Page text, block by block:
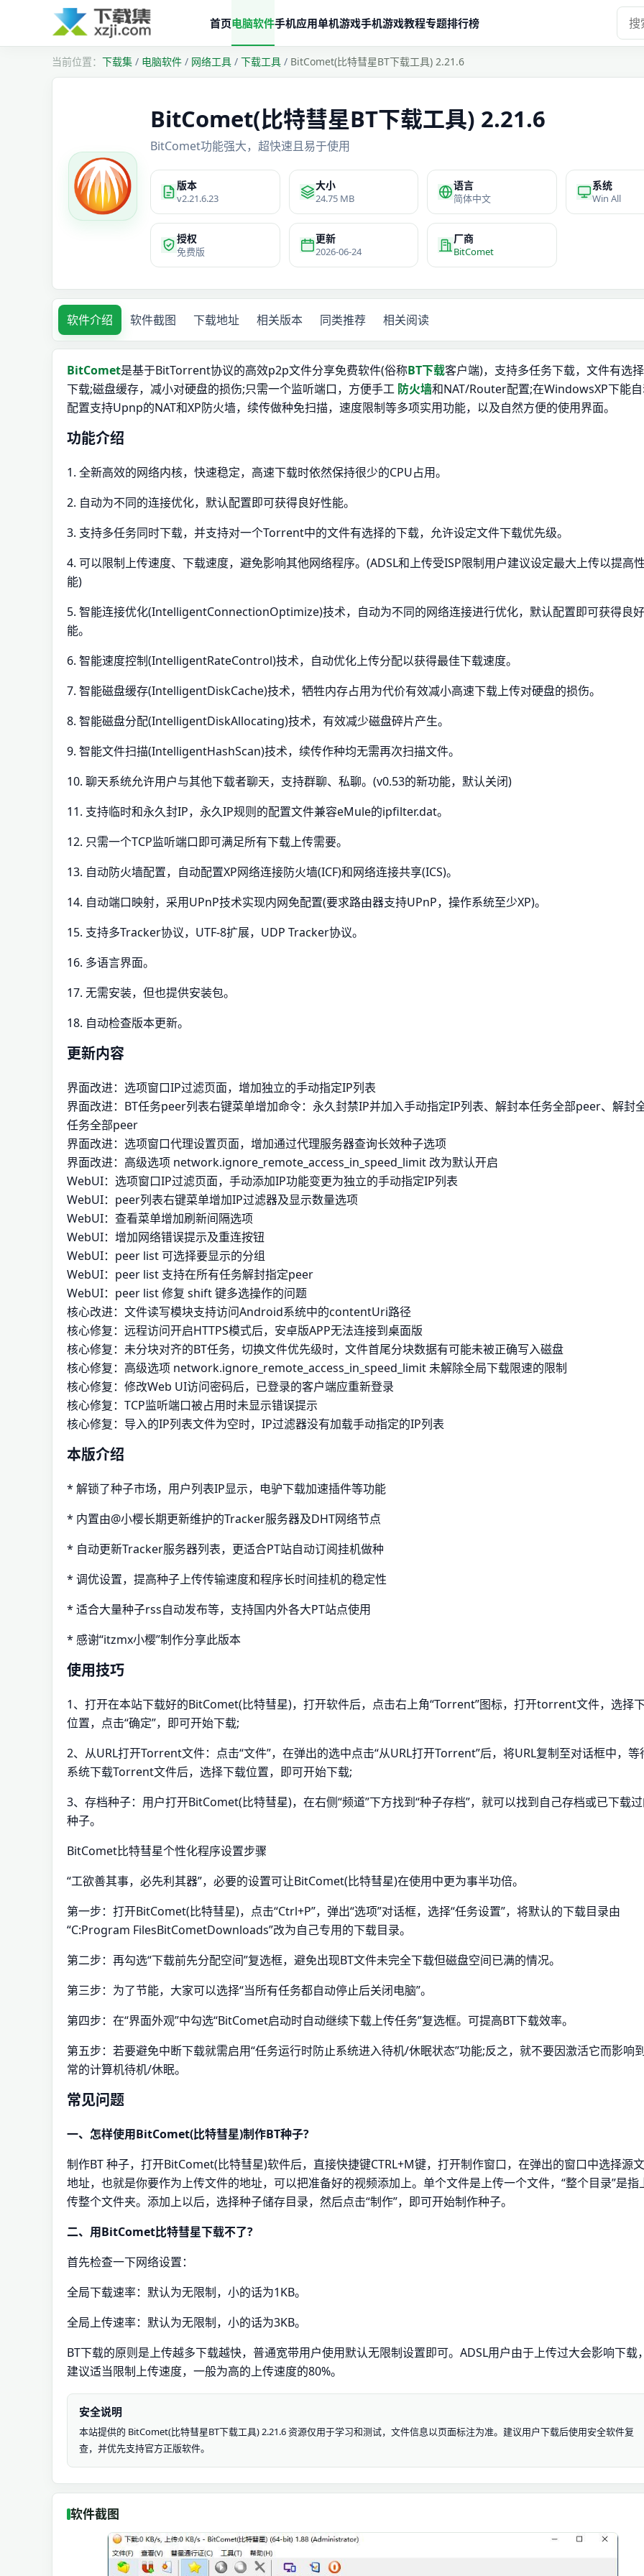
首页电脑软件手机应用单机游戏手机游戏教程专题排行榜
下载集 / 电脑软件 / 网络工具 / 下载工具 / BitComet(比特彗星BT下载工具) 2.21.6
BitComet(比特彗星BT下载工具) 2.21.6
BitComet功能强大，超快速且易于使用
版本
v2.21.6.23
大小
24.75 MB
语言
简体中文
系统
Win All
授权
免费版
更新
2026-06-24
厂商
BitComet
软件介绍 软件截图 下载地址 相关版本 同类推荐 相关阅读
BitComet是基于BitTorrent协议的高效p2p文件分享免费软件(俗称BT下载客户端)，支持多任务下载，文件有选
下载;磁盘缓存，减小对硬盘的损伤;只需一个监听端口，方便手工 防火墙和NAT/Router配置;在WindowsXP下能
配置支持Upnp的NAT和XP防火墙，续传做种免扫描，速度限制等多项实用功能，以及自然方便的使用界面。
功能介绍
1. 全新高效的网络内核，快速稳定，高速下载时依然保持很少的CPU占用。
2. 自动为不同的连接优化，默认配置即可获得良好性能。
3. 支持多任务同时下载，并支持对一个Torrent中的文件有选择的下载，允许设定文件下载优先级。
4. 可以限制上传速度、下载速度，避免影响其他网络程序。(ADSL和上传受ISP限制用户建议设定最大上传以提高
能)
5. 智能连接优化(IntelligentConnectionOptimize)技术，自动为不同的网络连接进行优化，默认配置即可获得良
能。
6. 智能速度控制(IntelligentRateControl)技术，自动优化上传分配以获得最佳下载速度。
7. 智能磁盘缓存(IntelligentDiskCache)技术，牺牲内存占用为代价有效减小高速下载上传对硬盘的损伤。
8. 智能磁盘分配(IntelligentDiskAllocating)技术，有效减少磁盘碎片产生。
9. 智能文件扫描(IntelligentHashScan)技术，续传作种均无需再次扫描文件。
10. 聊天系统允许用户与其他下载者聊天，支持群聊、私聊。(v0.53的新功能，默认关闭)
11. 支持临时和永久封IP，永久IP规则的配置文件兼容eMule的ipfilter.dat。
12. 只需一个TCP监听端口即可满足所有下载上传需要。
13. 自动防火墙配置，自动配置XP网络连接防火墙(ICF)和网络连接共享(ICS)。
14. 自动端口映射，采用UPnP技术实现内网免配置(要求路由器支持UPnP，操作系统至少XP)。
15. 支持多Tracker协议，UTF-8扩展，UDP Tracker协议。
16. 多语言界面。
17. 无需安装，但也提供安装包。
18. 自动检查版本更新。
更新内容
界面改进：选项窗口IP过滤页面，增加独立的手动指定IP列表
界面改进：BT任务peer列表右键菜单增加命令：永久封禁IP并加入手动指定IP列表、解封本任务全部peer、解封
任务全部peer
界面改进：选项窗口代理设置页面，增加通过代理服务器查询长效种子选项
界面改进：高级选项 network.ignore_remote_access_in_speed_limit 改为默认开启
WebUI：选项窗口IP过滤页面，手动添加IP功能变更为独立的手动指定IP列表
WebUI：peer列表右键菜单增加IP过滤器及显示数量选项
WebUI：查看菜单增加刷新间隔选项
WebUI：增加网络错误提示及重连按钮
WebUI：peer list 可选择要显示的分组
WebUI：peer list 支持在所有任务解封指定peer
WebUI：peer list 修复 shift 键多选操作的问题
核心改进：文件读写模块支持访问Android系统中的contentUri路径
核心修复：远程访问开启HTTPS模式后，安卓版APP无法连接到桌面版
核心修复：未分块对齐的BT任务，切换文件优先级时，文件首尾分块数据有可能未被正确写入磁盘
核心修复：高级选项 network.ignore_remote_access_in_speed_limit 未解除全局下载限速的限制
核心修复：修改Web UI访问密码后，已登录的客户端应重新登录
核心修复：TCP监听端口被占用时未显示错误提示
核心修复：导入的IP列表文件为空时，IP过滤器没有加载手动指定的IP列表
本版介绍
* 解锁了种子市场，用户列表IP显示，电驴下载加速插件等功能
* 内置由@小樱长期更新维护的Tracker服务器及DHT网络节点
* 自动更新Tracker服务器列表，更适合PT站自动订阅挂机做种
* 调优设置，提高种子上传传输速度和程序长时间挂机的稳定性
* 适合大量种子rss自动发布等，支持国内外各大PT站点使用
* 感谢“itzmx小樱”制作分享此版本
使用技巧
1、打开在本站下载好的BitComet(比特彗星)，打开软件后，点击右上角“Torrent”图标，打开torrent文件，选择
位置，点击“确定”，即可开始下载;
2、从URL打开Torrent文件：点击“文件”，在弹出的选中点击“从URL打开Torrent”后，将URL复制至对话框中，等
系统下载Torrent文件后，选择下载位置，即可开始下载;
3、存档种子：用户打开BitComet(比特彗星)，在右侧“频道”下方找到“种子存档”，就可以找到自己存档或已下载
种子。
BitComet比特彗星个性化程序设置步骤
“工欲善其事，必先利其器”，必要的设置可让BitComet(比特彗星)在使用中更为事半功倍。
第一步：打开BitComet(比特彗星)，点击“Ctrl+P”，弹出“选项”对话框，选择“任务设置”，将默认的下载目录由
“C:Program FilesBitCometDownloads”改为自己专用的下载目录。
第二步：再勾选“下载前先分配空间”复选框，避免出现BT文件未完全下载但磁盘空间已满的情况。
第三步：为了节能，大家可以选择“当所有任务都自动停止后关闭电脑”。
第四步：在“界面外观”中勾选“BitComet启动时自动继续下载上传任务”复选框。可提高BT下载效率。
第五步：若要避免中断下载就需启用“任务运行时防止系统进入待机/休眠状态”功能;反之，就不要因激活它而影响
常的计算机待机/休眠。
常见问题
一、怎样使用BitComet(比特彗星)制作BT种子?
制作BT 种子，打开BitComet(比特彗星)软件后，直接快捷键CTRL+M键，打开制作窗口，在弹出的窗口中选择源
地址，也就是你要作为上传文件的地址，可以把准备好的视频添加上。单个文件是上传一个文件，“整个目录”是指
传整个文件夹。添加上以后，选择种子储存目录，然后点击“制作”，即可开始制作种子。
二、用BitComet比特彗星下载不了?
首先检查一下网络设置：
全局下载速率：默认为无限制，小的话为1KB。
全局上传速率：默认为无限制，小的话为3KB。
BT下载的原则是上传越多下载越快，普通宽带用户使用默认无限制设置即可。ADSL用户由于上传过大会影响下载
建议适当限制上传速度，一般为高的上传速度的80%。
安全说明
本站提供的 BitComet(比特彗星BT下载工具) 2.21.6 资源仅用于学习和测试，文件信息以页面标注为准。建议用户下载后使用安全软件复
查，并优先支持官方正版软件。
软件截图